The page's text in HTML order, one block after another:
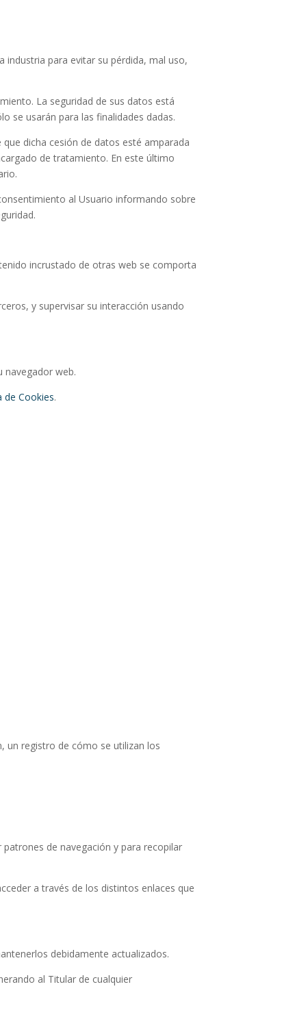
industria para evitar su pérdida, mal uso,
La seguridad de sus datos está
se usarán para las finalidades dadas.
dicha cesión de datos esté amparada
de tratamiento. En este último
al Usuario informando sobre
incrustado de otras web se comporta
y supervisar su interacción usando
navegador web.
de Cookies.
un registro de cómo se utilizan los
de navegación y para recopilar
a través de los distintos enlaces que
debidamente actualizados.
al Titular de cualquier